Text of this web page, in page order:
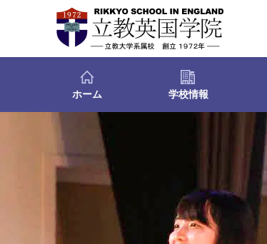
ホーム 学校情報